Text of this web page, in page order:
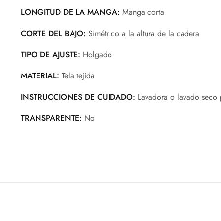
LONGITUD DE LA MANGA: Manga corta
CORTE DEL BAJO: Simétrico a la altura de la cadera
TIPO DE AJUSTE: Holgado
MATERIAL: Tela tejida
INSTRUCCIONES DE CUIDADO: Lavadora o lavado seco
TRANSPARENTE: No